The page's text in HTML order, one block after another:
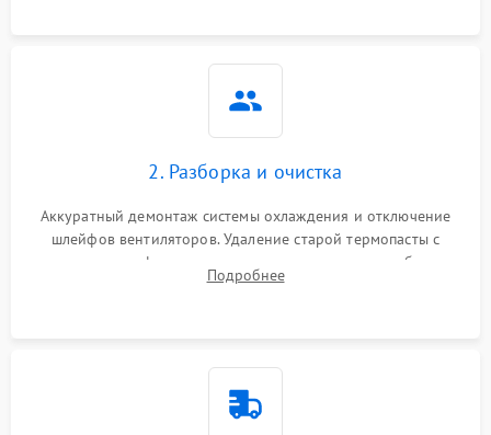
2. Разборка и очистка
Аккуратный демонтаж системы охлаждения и отключение
шлейфов вентиляторов. Удаление старой термопасты с
кристалла графического чипа и термопрокладок с банок
памяти и зоны VRM. Очистка платы от пыли и окислов.
Подробнее